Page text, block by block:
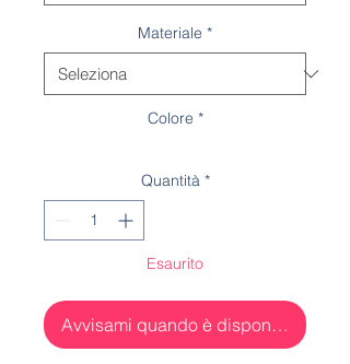
Materiale *
Colore *
Quantità *
Esaurito
Avvisami quando è disponibile